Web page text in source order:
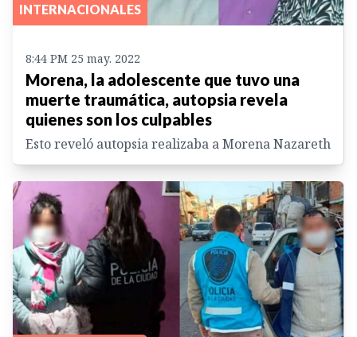
INTERNACIONALES
8:44 PM 25 may. 2022
Morena, la adolescente que tuvo una
muerte traumática, autopsia revela
quienes son los culpables
Esto reveló autopsia realizaba a Morena Nazareth